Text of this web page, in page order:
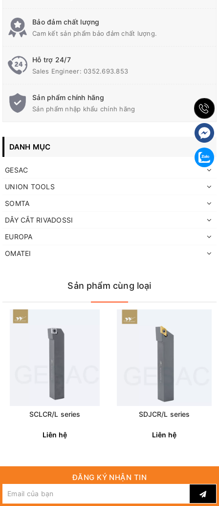
Bảo đảm chất lượng
Cam kết sản phẩm bảo đảm chất lượng.
Hỗ trợ 24/7
Sales Engineer: 0352.693.853
Sản phẩm chính hãng
Sản phẩm nhập khẩu chính hãng
DANH MỤC
GESAC
UNION TOOLS
SOMTA
DÂY CẮT RIVADOSSI
EUROPA
OMATEI
Sản phẩm cùng loại
SCLCR/L series
Liên hệ
SDJCR/L series
Liên hệ
ĐĂNG KÝ NHẬN TIN